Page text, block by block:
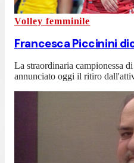
Volley femminile
Francesca Piccinini
La straordinaria campionessa
annunciato oggi il ritiro